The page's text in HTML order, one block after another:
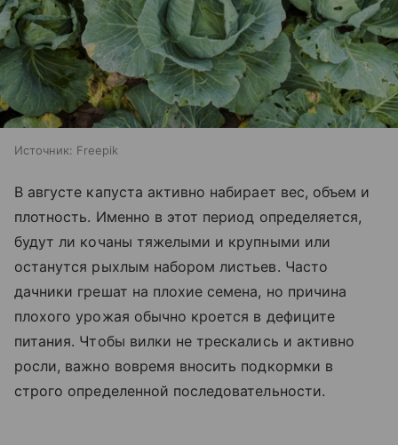
Источник: Freepik
В августе капуста активно набирает вес, объем и
плотность. Именно в этот период определяется,
будут ли кочаны тяжелыми и крупными или
останутся рыхлым набором листьев. Часто
дачники грешат на плохие семена, но причина
плохого урожая обычно кроется в дефиците
питания. Чтобы вилки не трескались и активно
росли, важно вовремя вносить подкормки в
строго определенной последовательности.